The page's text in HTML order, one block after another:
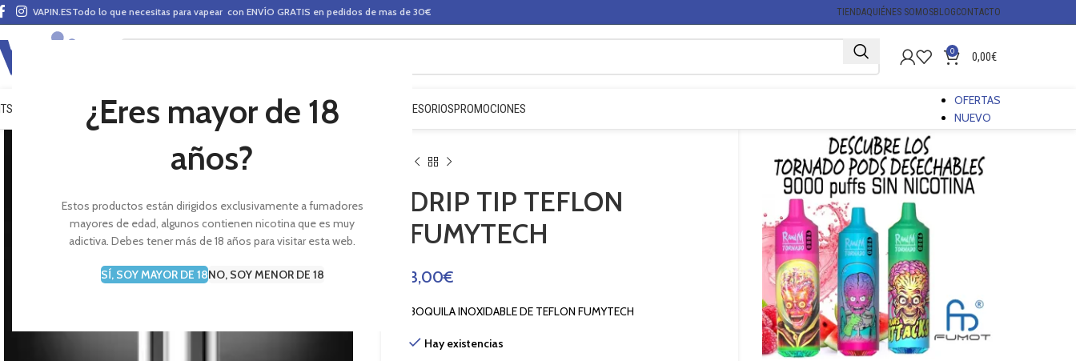
¿Eres mayor de 18
años?
Estos productos están dirigidos exclusivamente a fumadores
mayores de edad, algunos contienen nicotina que es muy
adictiva. Debes tener más de 18 años para visitar esta web.
SÍ, SOY MAYOR DE 18NO, SOY MENOR DE 18
VAPIN.ESTodo lo que necesitas para vapear con ENVÍO GRATIS en pedidos de mas de 30€ TIENDAQUIÉNES SOMOSBLOGCONTACTO
0 0,00€
VAPEO MODS CLAROMIZADORES BASES Y AROMAS (ALQUIMIA) ACCESORIOSPROMOCIONES
OFERTAS
NUEVO
DRIP TIP TEFLON
FUMYTECH
3,00€
BOQUILA INOXIDABLE DE TEFLON FUMYTECH
Hay existencias